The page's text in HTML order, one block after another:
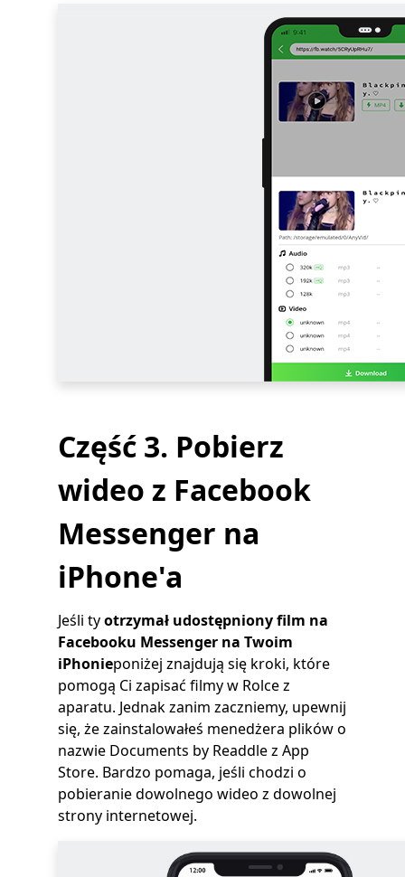
Część 3. Pobierz
wideo z Facebook
Messenger na
iPhone'a
Jeśli tyotrzymał udostępniony film na
Facebooku Messenger na Twoim
iPhonieponiżej znajdują się kroki, które
pomogą Ci zapisać filmy w Rolce z
aparatu. Jednak zanim zaczniemy, upewnij
się, że zainstalowałeś menedżera plików o
nazwie Documents by Readdle z App
Store. Bardzo pomaga, jeśli chodzi o
pobieranie dowolnego wideo z dowolnej
strony internetowej.